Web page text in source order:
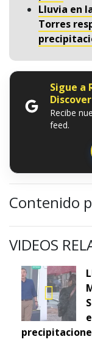
Lluvia en
Torres
Sigue a
Discover
Recibe
feed.
Contenido
VIDEOS